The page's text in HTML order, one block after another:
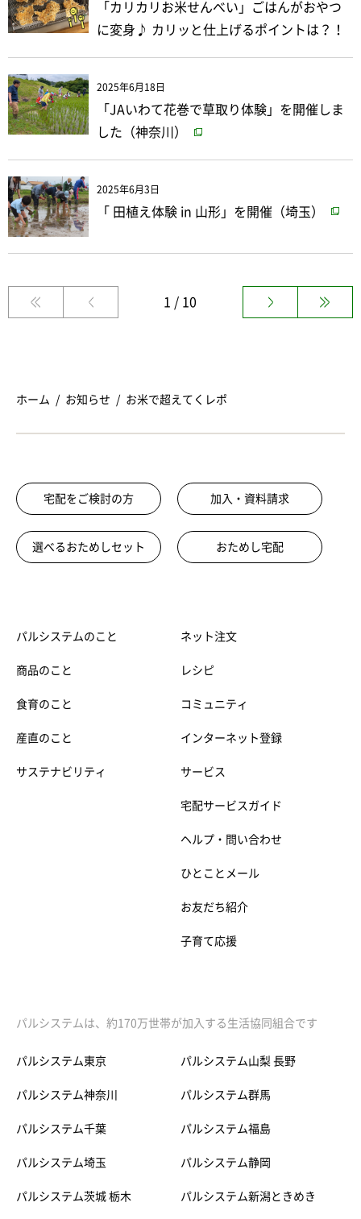
「カリカリお米せんべい」ごはんがおやつ
に変身♪ カリッと仕上げるポイントは？！
2025年6月18日
「JAいわて花巻で草取り体験」を開催しま
した（神奈川）
2025年6月3日
「 田植え体験 in 山形」を開催（埼玉）
1 / 10
ホーム お知らせ お米で超えてくレポ
宅配をご検討の方 加入・資料請求
選べるおためしセット おためし宅配
パルシステムのこと
商品のこと
食育のこと
産直のこと
サステナビリティ
ネット注文
レシピ
コミュニティ
インターネット登録
サービス
宅配サービスガイド
ヘルプ・問い合わせ
ひとことメール
お友だち紹介
子育て応援
パルシステムは、約170万世帯が加入する生活協同組合です
パルシステム東京
パルシステム神奈川
パルシステム千葉
パルシステム埼玉
パルシステム茨城 栃木
パルシステム山梨 長野
パルシステム群馬
パルシステム福島
パルシステム静岡
パルシステム新潟ときめき